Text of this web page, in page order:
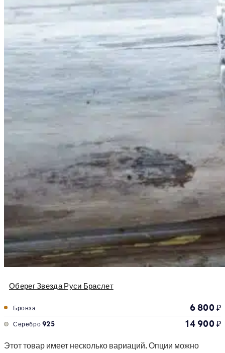
Оберег Звезда Руси Браслет
Бронза 6 800₽
Серебро 925 14 900₽
Этот товар имеет несколько вариаций. Опции можно